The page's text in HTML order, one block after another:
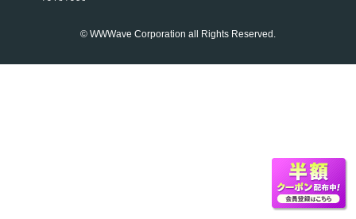
© WWWave Corporation all Rights Reserved.